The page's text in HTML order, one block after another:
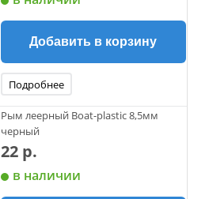
Добавить в корзину
Подробнее
Рым леерный Boat-plastic 8,5мм
черный
22 р.
в наличии